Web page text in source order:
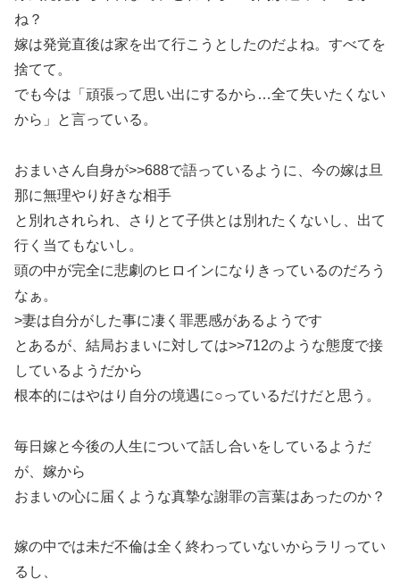
ね？
嫁は発覚直後は家を出て行こうとしたのだよね。すべてを
捨てて。
でも今は「頑張って思い出にするから…全て失いたくない
から」と言っている。
おまいさん自身が>>688で語っているように、今の嫁は旦
那に無理やり好きな相手
と別れされられ、さりとて子供とは別れたくないし、出て
行く当てもないし。
頭の中が完全に悲劇のヒロインになりきっているのだろう
なぁ。
>妻は自分がした事に凄く罪悪感があるようです
とあるが、結局おまいに対しては>>712のような態度で接
しているようだから
根本的にはやはり自分の境遇に○っているだけだと思う。
毎日嫁と今後の人生について話し合いをしているようだ
が、嫁から
おまいの心に届くような真摯な謝罪の言葉はあったのか？
嫁の中では未だ不倫は全く終わっていないからラリってい
るし、